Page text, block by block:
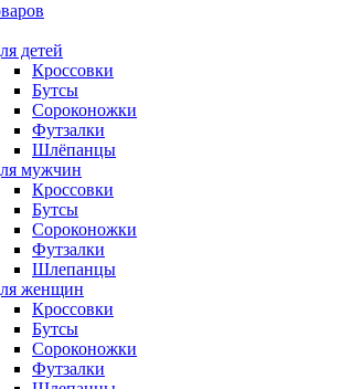
детей
Кроссовки
Бутсы
Сороконожки
Футзалки
Шлёпанцы
мужчин
Кроссовки
Бутсы
Сороконожки
Футзалки
Шлепанцы
женщин
Кроссовки
Бутсы
Сороконожки
Футзалки